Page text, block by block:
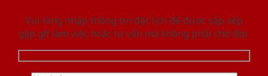
Vui lòng nhập thông tin đặt lịch để được sắp xếp
gặp gỡ làm việc hoăc tư vấn mà không phải chờ đợi.